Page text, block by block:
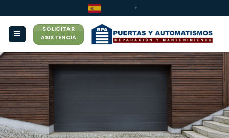
al
contenido
▼
SOLICITAR
ASISTENCIA